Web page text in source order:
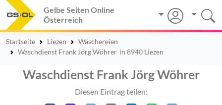
Gelbe Seiten Online
Österreich
Startseite Liezen
Wäschereien
Waschdienst Frank Jörg Wöhrer in 8940 Liezen
Waschdienst Frank Jörg Wöhrer
Diesen Eintrag teilen: